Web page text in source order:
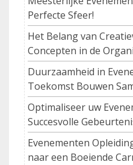
Perfecte Sfeer!
Het Belang van
Concepten in de
Duurzaamheid in
Toekomst Bouwen
Optimaliseer uw
Succesvolle
Evenementen
naar een Boeiende